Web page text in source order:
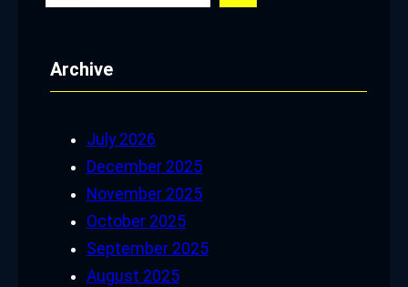
rArchive
July 2026
December 2025
November 2025
October 2025
September 2025
August 2025